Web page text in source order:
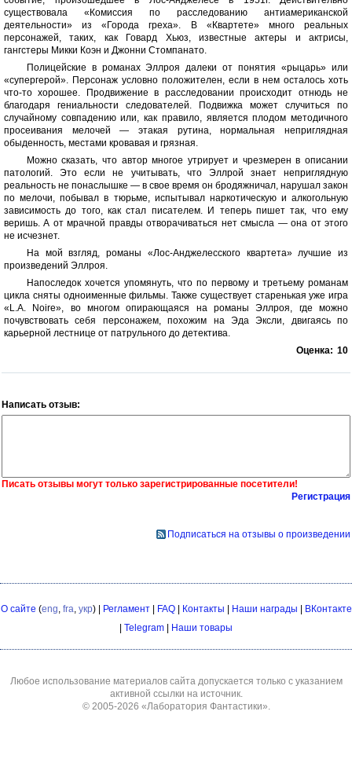
существовала «Комиссия по расследованию антиамериканской
деятельности» из «Города греха». В «Квартете» много реальных
персонажей, таких, как Говард Хьюз, известные актеры и актрисы,
гангстеры Микки Коэн и Джонни Стомпанато.
Полицейские в романах Эллроя далеки от понятия «рыцарь» или
«супергерой». Персонаж условно положителен, если в нем осталось хоть
что-то хорошее. Продвижение в расследовании происходит отнюдь не
благодаря гениальности следователей. Подвижка может случиться по
случайному совпадению или, как правило, является плодом методичного
просеивания мелочей — этакая рутина, нормальная неприглядная
обыденность, местами кровавая и грязная.
Можно сказать, что автор многое утрирует и чрезмерен в описании
патологий. Это если не учитывать, что Эллрой знает неприглядную
реальность не понаслышке — в свое время он бродяжничал, нарушал закон
по мелочи, побывал в тюрьме, испытывал наркотическую и алкогольную
зависимость до того, как стал писателем. И теперь пишет так, что ему
веришь. А от мрачной правды отворачиваться нет смысла — она от этого
не исчезнет.
На мой взгляд, романы «Лос-Анджелесского квартета» лучшие из
произведений Эллроя.
Напоследок хочется упомянуть, что по первому и третьему романам
цикла сняты одноименные фильмы. Также существует старенькая уже игра
«L.A. Noire», во многом опирающаяся на романы Эллроя, где можно
почувствовать себя персонажем, похожим на Эда Эксли, двигаясь по
карьерной лестнице от патрульного до детектива.
Оценка: 10
Написать отзыв:
Писать отзывы могут только зарегистрированные посетители!
Регистрация
Подписаться на отзывы о произведении
О сайте (eng, fra, укр) | Регламент| FAQ| Контакты Наши награды
ВКонтакте
Telegram Наши товары
Любое использование материалов сайта допускается только с указанием
активной ссылки на источник.
© 2005-2026 «Лаборатория Фантастики».